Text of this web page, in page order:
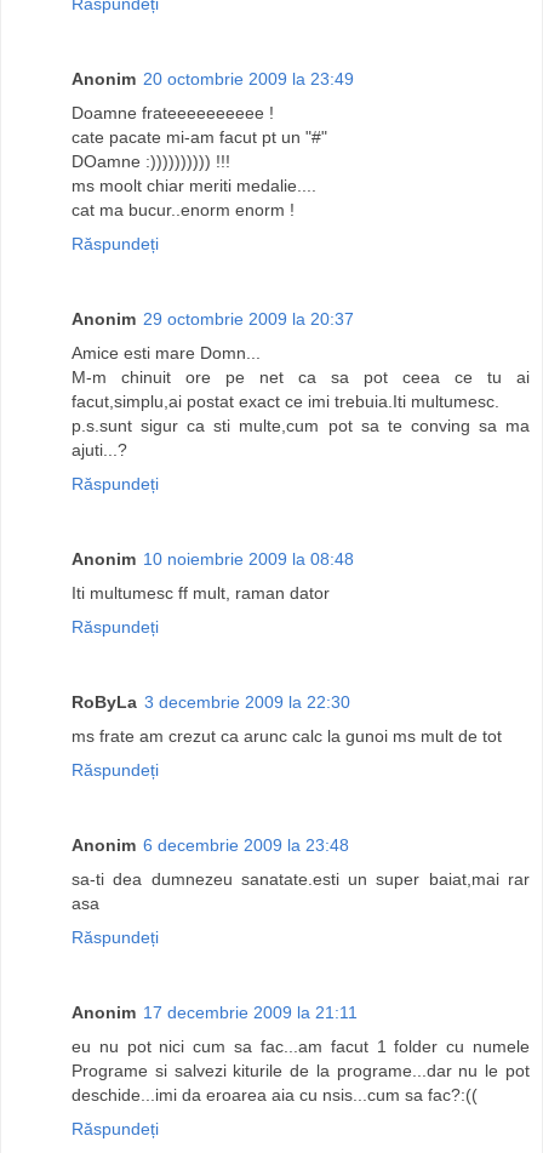
Anonim 20 octombrie 2009 la 23:49
Doamne frateeeeeeeeee !
cate pacate mi-am facut pt un "#"
DOamne :)))))))))) !!!
ms moolt chiar meriti medalie....
cat ma bucur..enorm enorm !
Răspundeți
Anonim 29 octombrie 2009 la 20:37
Amice esti mare Domn...
M-m chinuit ore pe net ca sa pot ceea ce tu ai
facut,simplu,ai postat exact ce imi trebuia.Iti multumesc.
p.s.sunt sigur ca sti multe,cum pot sa te conving sa ma
ajuti...?
Răspundeți
Anonim 10 noiembrie 2009 la 08:48
Iti multumesc ff mult, raman dator
Răspundeți
RoByLa 3 decembrie 2009 la 22:30
ms frate am crezut ca arunc calc la gunoi ms mult de tot
Răspundeți
Anonim 6 decembrie 2009 la 23:48
sa-ti dea dumnezeu sanatate.esti un super baiat,mai rar
asa
Răspundeți
Anonim 17 decembrie 2009 la 21:11
eu nu pot nici cum sa fac...am facut 1 folder cu numele
Programe si salvezi kiturile de la programe...dar nu le pot
deschide...imi da eroarea aia cu nsis...cum sa fac?:((
Răspundeți